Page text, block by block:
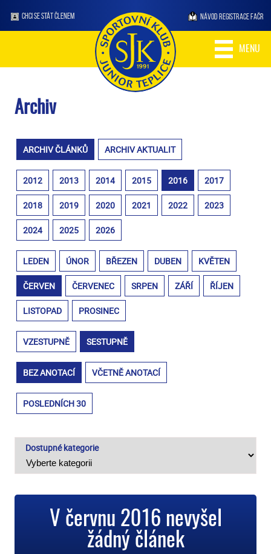
CHCI SE STÁT ČLENEM NÁVOD REGISTRACE FAČR
MENU
Archiv
ARCHIV ČLÁNKŮ ARCHIV AKTUALIT
2012 2013 2014 2015 2016 2017
2018 2019 2020 2021 2022 2023
2024 2025 2026
LEDEN ÚNOR BŘEZEN DUBEN KVĚTEN
ČERVEN ČERVENEC SRPEN ZÁŘÍ ŘÍJEN
LISTOPAD PROSINEC
VZESTUPNĚ SESTUPNĚ
BEZ ANOTACÍ VČETNĚ ANOTACÍ
POSLEDNÍCH 30
Dostupné kategorie
V červnu 2016 nevyšel
žádný článek